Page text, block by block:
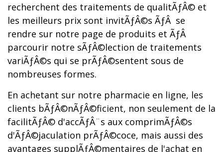
recherchent des traitements de qualitÃƒÂ© et
les meilleurs prix sont invitÃƒÂ©s ÃƒÂ se
rendre sur notre page de produits et ÃƒÂ
parcourir notre sÃƒÂ©lection de traitements
variÃƒÂ©s qui se prÃƒÂ©sentent sous de
nombreuses formes.
En achetant sur notre pharmacie en ligne, les
clients bÃƒÂ©nÃƒÂ©ficient, non seulement de la
facilitÃƒÂ© d'accÃƒÂ¨s aux comprimÃƒÂ©s
d'ÃƒÂ©jaculation prÃƒÂ©coce, mais aussi des
avantages supplÃƒÂ©mentaires de l'achat en